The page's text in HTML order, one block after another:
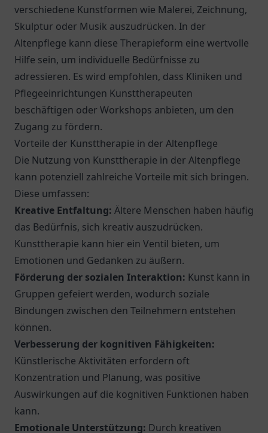
verschiedene Kunstformen wie Malerei, Zeichnung,
Skulptur oder Musik auszudrücken. In der
Altenpflege kann diese Therapieform eine wertvolle
Hilfe sein, um individuelle Bedürfnisse zu
adressieren. Es wird empfohlen, dass Kliniken und
Pflegeeinrichtungen Kunsttherapeuten
beschäftigen oder Workshops anbieten, um den
Zugang zu fördern.
Vorteile der Kunsttherapie in der Altenpflege
Die Nutzung von Kunsttherapie in der Altenpflege
kann potenziell zahlreiche Vorteile mit sich bringen.
Diese umfassen:
Kreative Entfaltung: Ältere Menschen haben häufig
das Bedürfnis, sich kreativ auszudrücken.
Kunsttherapie kann hier ein Ventil bieten, um
Emotionen und Gedanken zu äußern.
Förderung der sozialen Interaktion: Kunst kann in
Gruppen gefeiert werden, wodurch soziale
Bindungen zwischen den Teilnehmern entstehen
können.
Verbesserung der kognitiven Fähigkeiten:
Künstlerische Aktivitäten erfordern oft
Konzentration und Planung, was positive
Auswirkungen auf die kognitiven Funktionen haben
kann.
Emotionale Unterstützung: Durch kreativen